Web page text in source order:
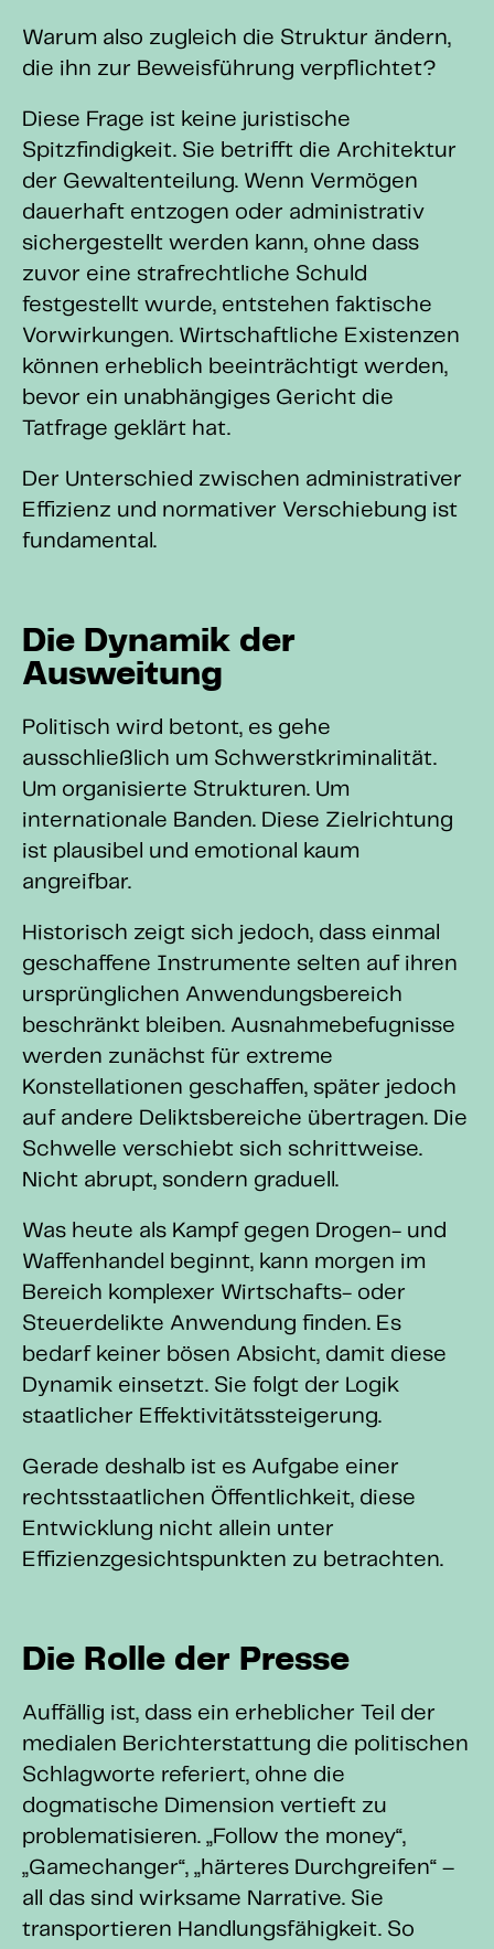
Warum also zugleich die Struktur ändern,
die ihn zur Beweisführung verpflichtet?
Diese Frage ist keine juristische
Spitzfindigkeit. Sie betrifft die Architektur
der Gewaltenteilung. Wenn Vermögen
dauerhaft entzogen oder administrativ
sichergestellt werden kann, ohne dass
zuvor eine strafrechtliche Schuld
festgestellt wurde, entstehen faktische
Vorwirkungen. Wirtschaftliche Existenzen
können erheblich beeinträchtigt werden,
bevor ein unabhängiges Gericht die
Tatfrage geklärt hat.
Der Unterschied zwischen administrativer
Effizienz und normativer Verschiebung ist
fundamental.
Die Dynamik der
Ausweitung
Politisch wird betont, es gehe
ausschließlich um Schwerstkriminalität.
Um organisierte Strukturen. Um
internationale Banden. Diese Zielrichtung
ist plausibel und emotional kaum
angreifbar.
Historisch zeigt sich jedoch, dass einmal
geschaffene Instrumente selten auf ihren
ursprünglichen Anwendungsbereich
beschränkt bleiben. Ausnahmebefugnisse
werden zunächst für extreme
Konstellationen geschaffen, später jedoch
auf andere Deliktsbereiche übertragen. Die
Schwelle verschiebt sich schrittweise.
Nicht abrupt, sondern graduell.
Was heute als Kampf gegen Drogen- und
Waffenhandel beginnt, kann morgen im
Bereich komplexer Wirtschafts- oder
Steuerdelikte Anwendung finden. Es
bedarf keiner bösen Absicht, damit diese
Dynamik einsetzt. Sie folgt der Logik
staatlicher Effektivitätssteigerung.
Gerade deshalb ist es Aufgabe einer
rechtsstaatlichen Öffentlichkeit, diese
Entwicklung nicht allein unter
Effizienzgesichtspunkten zu betrachten.
Die Rolle der Presse
Auffällig ist, dass ein erheblicher Teil der
medialen Berichterstattung die politischen
Schlagworte referiert, ohne die
dogmatische Dimension vertieft zu
problematisieren. „Follow the money“,
„Gamechanger“, „härteres Durchgreifen“ –
all das sind wirksame Narrative. Sie
transportieren Handlungsfähigkeit. So